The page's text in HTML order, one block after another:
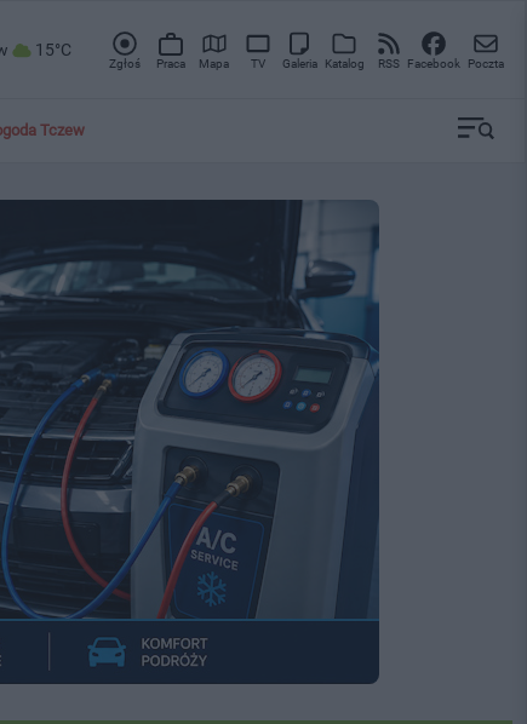
15°C
Zgłoś Praca Mapa TV Galeria Katalog RSS Facebook Poczta
Tczew